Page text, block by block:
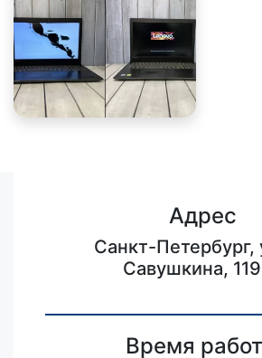
Адрес
Санкт-Петербург,
Савушкина,
Время